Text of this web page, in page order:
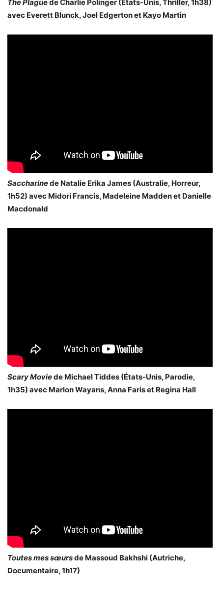
The Plaguede Charlie Polinger (États-Unis, Thriller, 1h38)
avec Everett Blunck, Joel Edgerton et Kayo Martin
Saccharinede Natalie Erika James (Australie, Horreur,
1h52) avec Midori Francis, Madeleine Madden et Danielle
Macdonald
Scary Moviede Michael Tiddes (États-Unis, Parodie,
1h35) avec Marlon Wayans, Anna Faris et Regina Hall
Toutes mes sœursde Massoud Bakhshi (Autriche,
Documentaire, 1h17)